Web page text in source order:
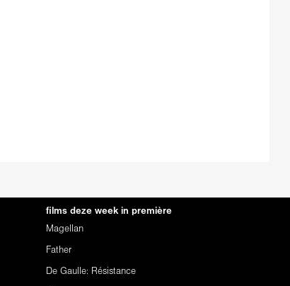
films deze week in première
Magellan
Father
De Gaulle: Résistance